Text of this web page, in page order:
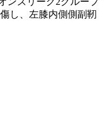
し、左膝内側側副靭